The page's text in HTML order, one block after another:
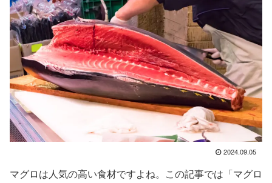
2024.09.05
マグロは人気の高い食材ですよね。この記事では「マグロ